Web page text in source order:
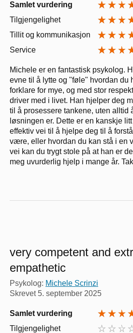
Samlet vurdering
Tilgjengelighet
Tillit og kommunikasjon
Service
Michele er en fantastisk psykolog.
evne til å lytte og "føle" hvordan du
forklare for mye, og med stor
driver med i livet. Han hjelper deg
til å prosessere tankene, uten alltid
løsningen er. Dette er en kanskje
effektiv vei til å hjelpe deg til å
være, eller hvordan du kan stå i en
vei kan du trygt stole på at han er
meg uvurderlig hjelp i mange år.
very competent and
empathetic
Psykolog: Michele Scrinzi
Skrevet 5. september 2025
Samlet vurdering
Tilgjengelighet